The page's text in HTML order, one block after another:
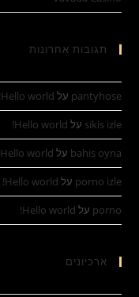
תגובות אחרונות
pantyhose על Hello world!
sikis izle על Hello world!
bahis oyna על Hello world!
porno izle על Hello world!
porno על Hello world!
ארכיונים